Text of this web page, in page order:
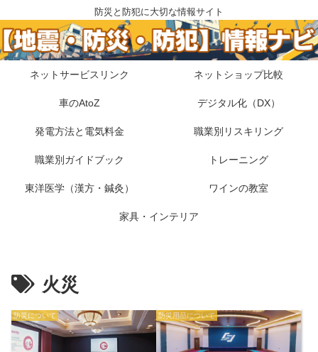
防災と防犯に大切な情報サイト
ネットサービスリンク ネットショップ比較
車のAtoZ デジタル化（DX）
発電方法と電気料金 職業別リスキリング
職業別ガイドブック トレーニング
東洋医学（漢方・鍼灸） ワインの教室
家具・インテリア
火災
防災について 防災用品について